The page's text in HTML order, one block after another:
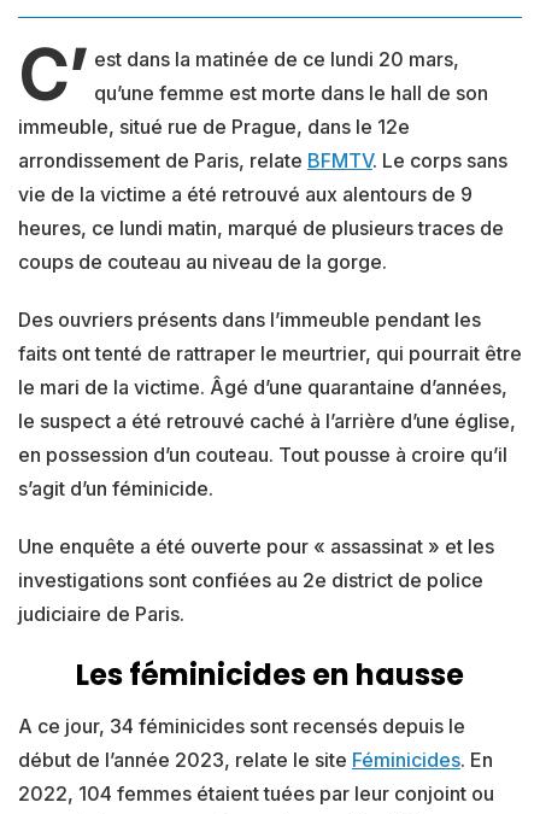
C’ est dans la matinée de ce lundi 20 mars,
qu’une femme est morte dans le hall de son
immeuble, situé rue de Prague, dans le 12e
arrondissement de Paris, relate BFMTV. Le corps sans
vie de la victime a été retrouvé aux alentours de 9
heures, ce lundi matin, marqué de plusieurs traces de
coups de couteau au niveau de la gorge.
Des ouvriers présents dans l’immeuble pendant les
faits ont tenté de rattraper le meurtrier, qui pourrait être
le mari de la victime. Âgé d’une quarantaine d’années,
le suspect a été retrouvé caché à l’arrière d’une église,
en possession d’un couteau. Tout pousse à croire qu’il
s’agit d’un féminicide.
Une enquête a été ouverte pour « assassinat » et les
investigations sont confiées au 2e district de police
judiciaire de Paris.
Les féminicides en hausse
A ce jour, 34 féminicides sont recensés depuis le
début de l’année 2023, relate le site Féminicides. En
2022, 104 femmes étaient tuées par leur conjoint ou